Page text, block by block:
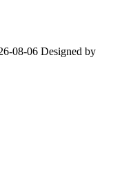
08-06 Designed by